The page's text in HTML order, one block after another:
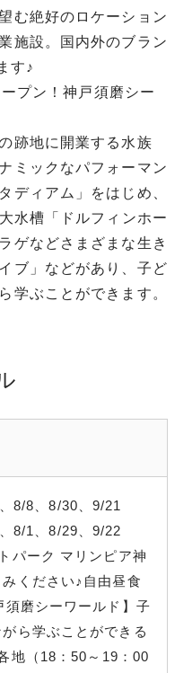
む絶好のロケーション
施設。国内外のブラン
す♪
プン！神戸須磨シー
跡地に開業する水族
ミックなパフォーマン
ディアム」をはじめ、
水槽「ドルフィンホー
ゲなどさまざまな生き
ブ」などがあり、子ど
学ぶことができます。
8/8、8/30、9/21
8/1、8/29、9/22
パーク マリンピア神
ください♪自由昼食
須磨シーワールド】子
ら学ぶことができる
地（18：50～19：00